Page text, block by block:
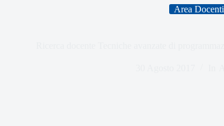
Area Docenti